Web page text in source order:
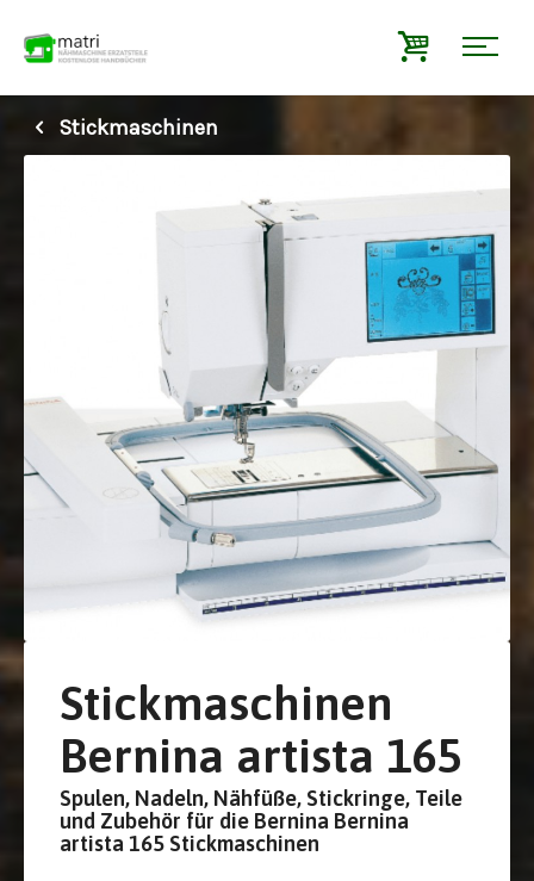
Stickmaschinen
Stickmaschinen
Bernina artista 165
Spulen, Nadeln, Nähfüße, Stickringe, Teile
und Zubehör für die Bernina Bernina
artista 165 Stickmaschinen